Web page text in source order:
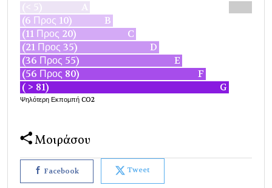
(< 5)
A
(6 Προς 10)
B
(11 Προς 20)
C
(21 Προς 35)
D
(36 Προς 55)
E
(56 Προς 80)
F
( > 81)
G
Ψηλότερη Εκπομπή CO2
Μοιράσου
Facebook Tweet